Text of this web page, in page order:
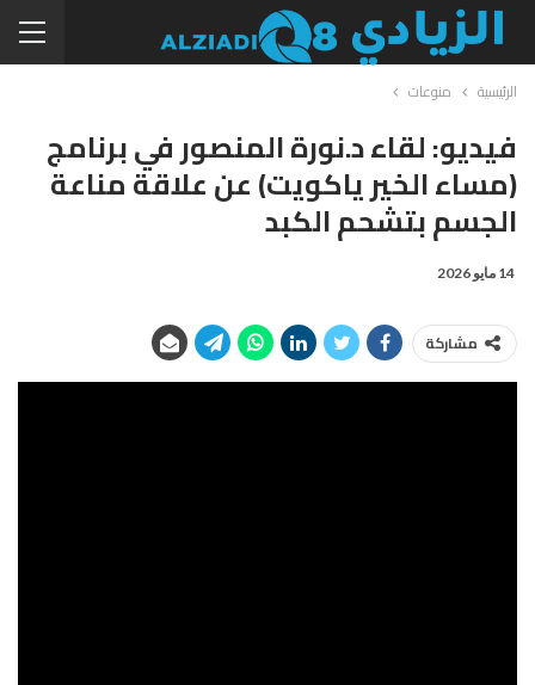
الرئيسية منوعات
فيديو: لقاء د.نورة المنصور في برنامج
(مساء الخير ياكويت) عن علاقة مناعة
الجسم بتشحم الكبد
14 مايو 2026
مشاركة